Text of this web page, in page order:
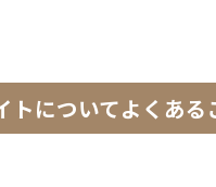
トについてよくある